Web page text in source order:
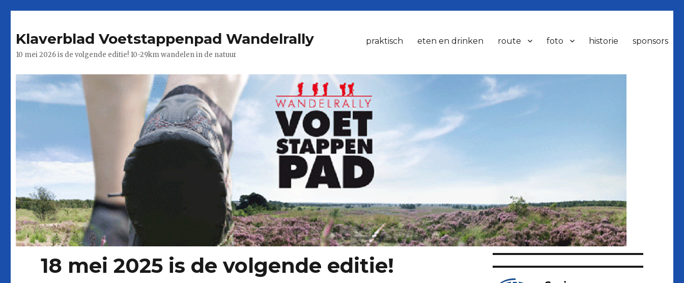
Klaverblad Voetstappenpad Wandelrally
10 mei 2026 is de volgende editie! 10-29km wandelen in de natuur
praktisch eten en drinken route foto historie sponsors
18 mei 2025 is de volgende editie!